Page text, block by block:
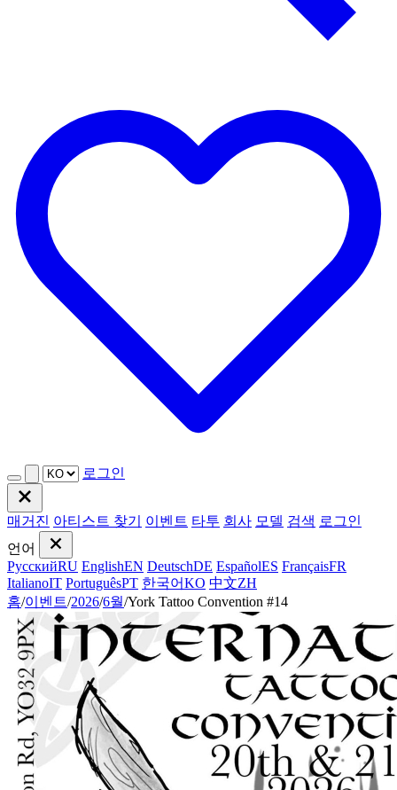
로그인
매거진 아티스트 찾기 이벤트 타투 회사 모델 검색 로그인
언어
РусскийRU EnglishEN DeutschDE EspañolES FrançaisFR
ItalianoIT PortuguêsPT 한국어KO 中文ZH
홈/이벤트/2026/6월/York Tattoo Convention #14